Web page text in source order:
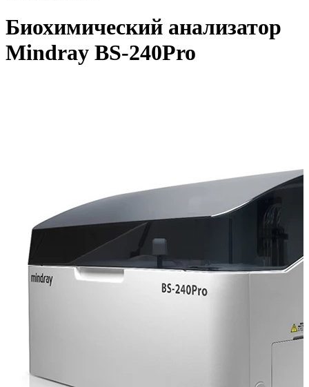
Биохимический анализатор
Mindray BS-240Pro